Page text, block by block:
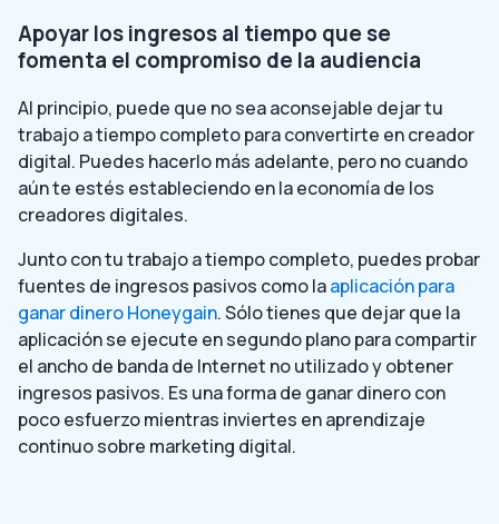
Apoyar los ingresos al tiempo que se
fomenta el compromiso de la audiencia
Al principio, puede que no sea aconsejable dejar tu
trabajo a tiempo completo para convertirte en creador
digital. Puedes hacerlo más adelante, pero no cuando
aún te estés estableciendo en la economía de los
creadores digitales.
Junto con tu trabajo a tiempo completo, puedes probar
fuentes de ingresos pasivos como laaplicación para
ganar dinero Honeygain. Sólo tienes que dejar que la
aplicación se ejecute en segundo plano para compartir
el ancho de banda de Internet no utilizado y obtener
ingresos pasivos. Es una forma de ganar dinero con
poco esfuerzo mientras inviertes en aprendizaje
continuo sobre marketing digital.